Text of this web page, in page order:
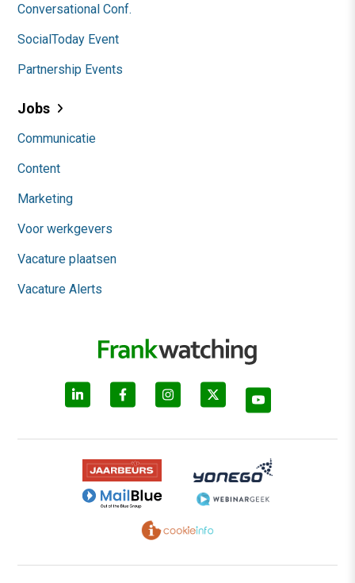
Conversational Conf.
SocialToday Event
Partnership Events
Jobs
Communicatie
Content
Marketing
Voor werkgevers
Vacature plaatsen
Vacature Alerts